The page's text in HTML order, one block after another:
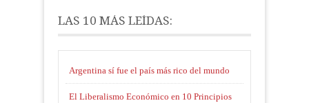
LAS 10 MÁS LEÍDAS:
Argentina sí fue el país más rico del mundo
El Liberalismo Económico en 10 Principios